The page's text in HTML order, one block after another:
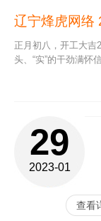
辽宁服装公司
公司网站制作
辽宁烽虎网络
正月初八，开工大吉
头、“实”的干劲满怀
29
2023-01
查看
29
16
2020-01
19
15
2020-07